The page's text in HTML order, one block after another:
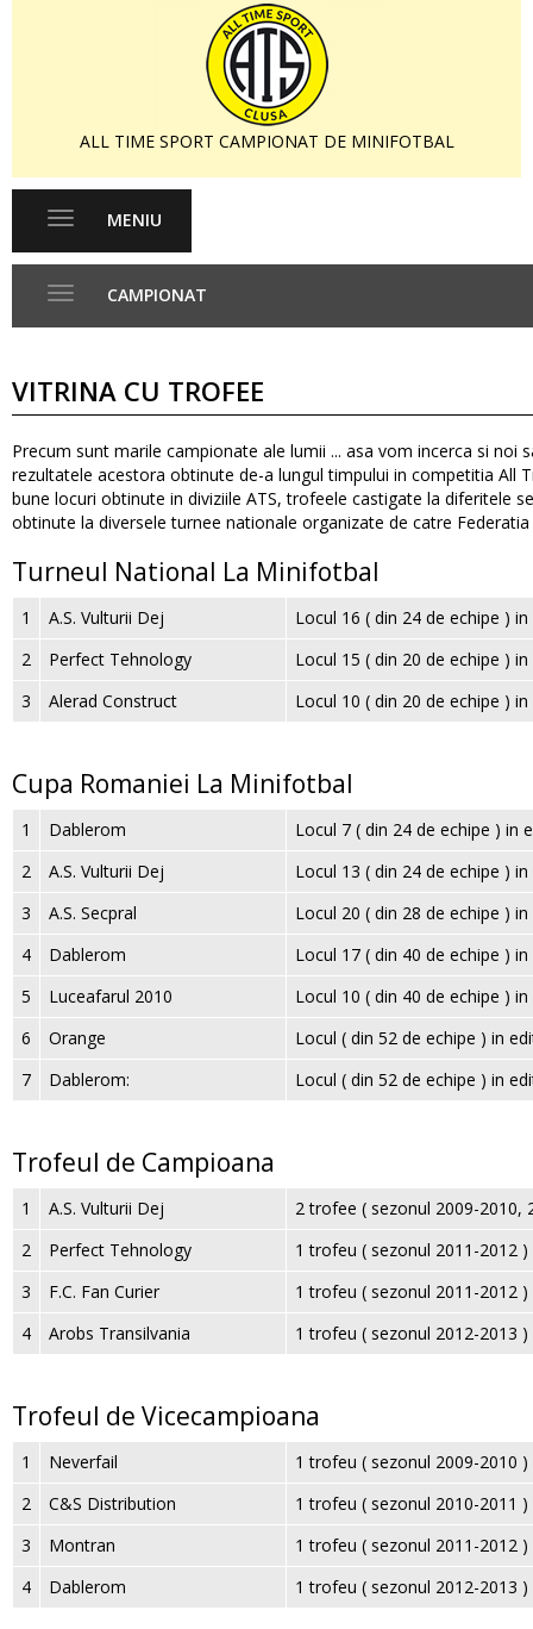
ALL TIME SPORT CAMPIONAT DE MINIFOTBAL
Toggle
MENIU
CAMPIONAT
VITRINA CU TROFEE
Precum sunt marile campionate ale lumii ... asa vom incerca si noi
rezultatele acestora obtinute de-a lungul timpului in competitia All
bune locuri obtinute in diviziile ATS, trofeele castigate la diferitele
obtinute la diversele turnee nationale organizate de catre
Turneul National La Minifotbal
1 A.S. Vulturii Dej
Locul 16 ( din 24 de echipe )
2
Perfect Tehnology
Locul 15 ( din 20 de echipe )
3
Alerad Construct Locul 10 ( din 20 de echipe )
Cupa Romaniei La Minifotbal
1 Dablerom
Locul 7 ( din 24 de echipe ) in
2
A.S. Vulturii Dej
Locul 13 ( din 24 de echipe )
3
A.S. Secpral
Locul 20 ( din 28 de echipe )
4
Dablerom
Locul 17 ( din 40 de echipe )
5
Luceafarul 2010
Locul 10 ( din 40 de echipe )
6
Orange
Locul ( din 52 de echipe ) in
7
Dablerom: Locul ( din 52 de echipe ) in
Trofeul de Campioana
1 A.S. Vulturii Dej
2 trofee ( sezonul 2009-2010,
2
Perfect Tehnology
1 trofeu ( sezonul 2011-2012 )
3
F.C. Fan Curier
1 trofeu ( sezonul 2011-2012 )
4
Arobs Transilvania 1 trofeu ( sezonul 2012-2013 )
Trofeul de Vicecampioana
1 Neverfail
1 trofeu ( sezonul 2009-2010 )
2
C&S Distribution
1 trofeu ( sezonul 2010-2011 )
3
Montran
1 trofeu ( sezonul 2011-2012 )
4
Dablerom 1 trofeu ( sezonul 2012-2013 )